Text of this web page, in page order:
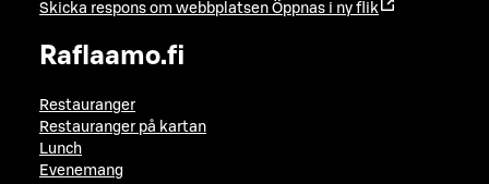
Skicka respons om webbplatsen Öppnas i ny flik
Raflaamo.fi
Restauranger
Restauranger på kartan
Lunch
Evenemang